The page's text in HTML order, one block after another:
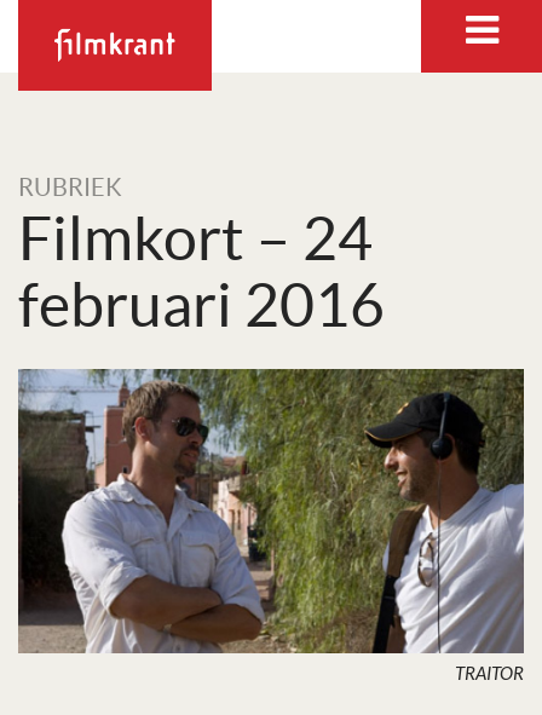
RUBRIEK
Filmkort – 24
februari 2016
TRAITOR